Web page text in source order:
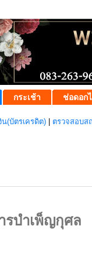
กระเช้า ช่อดอก
น(บัตรเครดิต) ตรวจสอบส
รบำเพ็ญกุศล